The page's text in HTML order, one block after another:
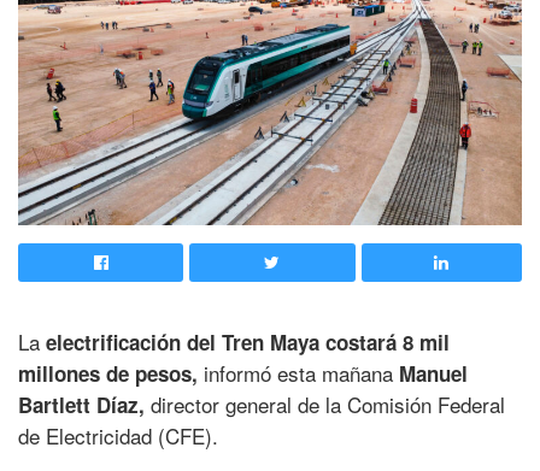
La electrificación del Tren Maya costará 8 mil
millones de pesos, informó esta mañana Manuel
Bartlett Díaz, director general de la Comisión Federal
de Electricidad (CFE).